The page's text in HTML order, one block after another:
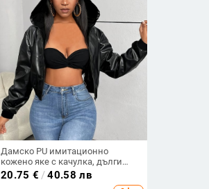
Дамско PU имитационно
кожено яке с качулка, дълги
ръкави, средна дължина, стил
уличен хипстър
20.75 € /40.58 лв